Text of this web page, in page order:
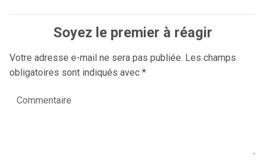
Soyez le premier à réagir
Votre adresse e-mail ne sera pas publiée. Les champs
obligatoires sont indiqués avec *
Commentaire